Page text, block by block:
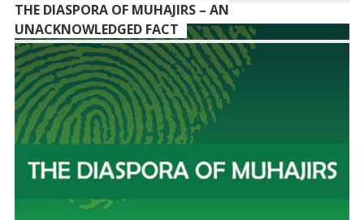
THE DIASPORA OF MUHAJIRS – AN
UNACKNOWLEDGED FACT